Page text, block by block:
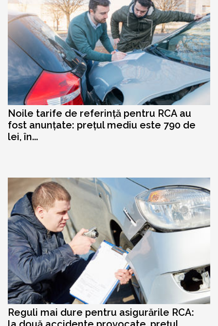
Noile tarife de referință pentru RCA au
fost anunțate: prețul mediu este 790 de
lei, în...
Reguli mai dure pentru asigurările RCA: